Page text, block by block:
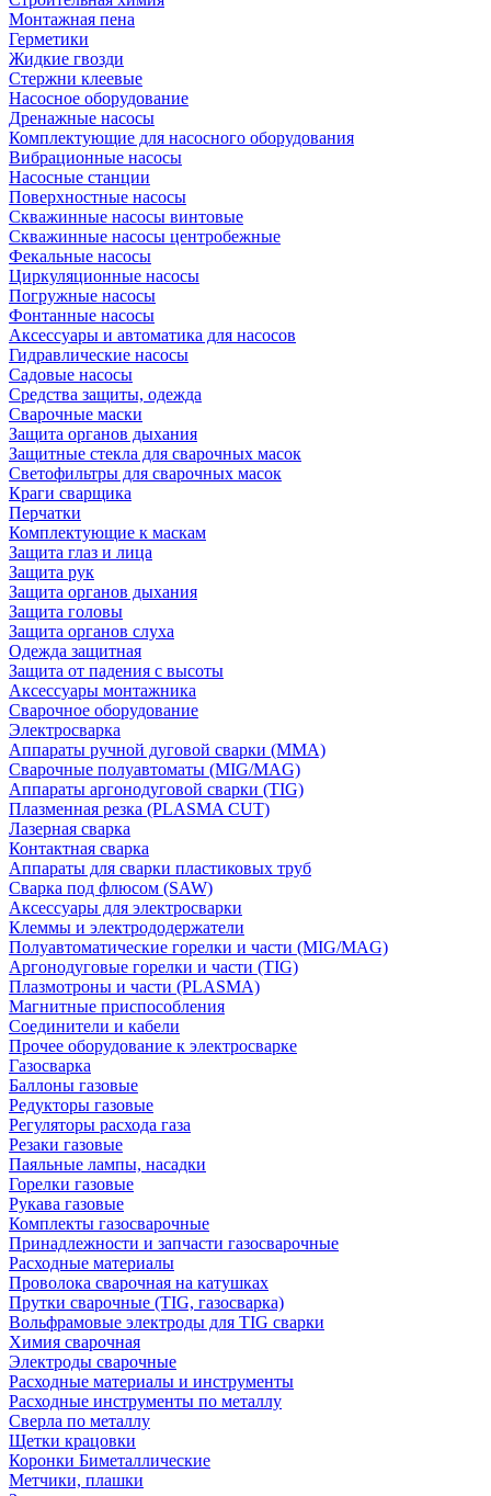
Монтажная пена
Герметики
Жидкие гвозди
Стержни клеевые
Насосное оборудование
Дренажные насосы
Комплектующие для насосного оборудования
Вибрационные насосы
Насосные станции
Поверхностные насосы
Скважинные насосы винтовые
Скважинные насосы центробежные
Фекальные насосы
Циркуляционные насосы
Погружные насосы
Фонтанные насосы
Аксессуары и автоматика для насосов
Гидравлические насосы
Садовые насосы
Средства защиты, одежда
Сварочные маски
Защита органов дыхания
Защитные стекла для сварочных масок
Светофильтры для сварочных масок
Краги сварщика
Перчатки
Комплектующие к маскам
Защита глаз и лица
Защита рук
Защита органов дыхания
Защита головы
Защита органов слуха
Одежда защитная
Защита от падения с высоты
Аксессуары монтажника
Сварочное оборудование
Электросварка
Аппараты ручной дуговой сварки (MMA)
Сварочные полуавтоматы (MIG/MAG)
Аппараты аргонодуговой сварки (TIG)
Плазменная резка (PLASMA CUT)
Лазерная сварка
Контактная сварка
Аппараты для сварки пластиковых труб
Сварка под флюсом (SAW)
Аксессуары для электросварки
Клеммы и электрододержатели
Полуавтоматические горелки и части (MIG/MAG)
Аргонодуговые горелки и части (TIG)
Плазмотроны и части (PLASMA)
Магнитные приспособления
Соединители и кабели
Прочее оборудование к электросварке
Газосварка
Баллоны газовые
Редукторы газовые
Регуляторы расхода газа
Резаки газовые
Паяльные лампы, насадки
Горелки газовые
Рукава газовые
Комплекты газосварочные
Принадлежности и запчасти газосварочные
Расходные материалы
Проволока сварочная на катушках
Прутки сварочные (TIG, газосварка)
Вольфрамовые электроды для TIG сварки
Химия сварочная
Электроды сварочные
Расходные материалы и инструменты
Расходные инструменты по металлу
Сверла по металлу
Щетки крацовки
Коронки Биметаллические
Метчики, плашки